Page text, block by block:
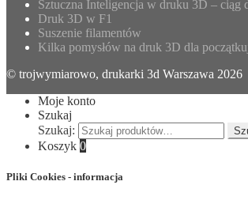
Sztuczna Inteligencja w druku 3D – ciąg
Druk 3D w F1
Suszenie filamentów
Kilka pomysłów na druk 3D dla
© trojwymiarowo, drukarki 3d Warszawa 2026
Moje konto
Szukaj
Szukaj:
Koszyk 0
Pliki Cookies - informacja